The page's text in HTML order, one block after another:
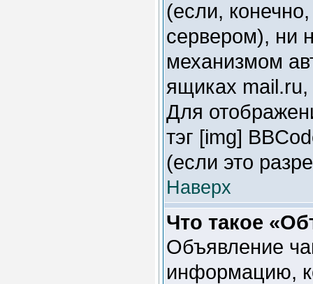
(если,
сервером), ни
механизмом
ящиках
Для
тэг [img]
(если это
Наверх
Что такое
Объявление
информацию,